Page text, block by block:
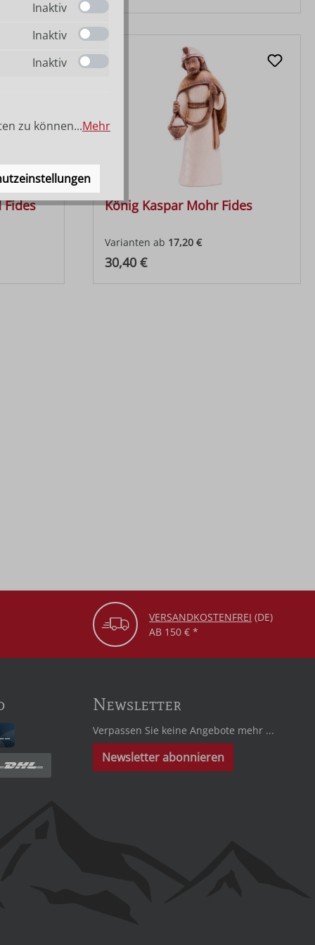
König Kaspar Mohr Fides
Varianten ab 17,20 €
Regulärer Preis:
30,40 €
VERSANDKOSTENFREI (DE)
AB 150 € *
Newsletter
Verpassen Sie keine Angebote mehr ...
Newsletter abonnieren
Inaktiv
Inaktiv
Inaktiv
zu können...Mehr